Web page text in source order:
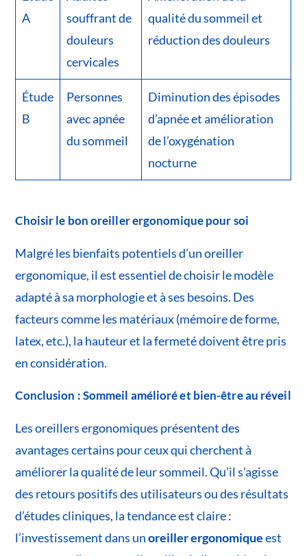
A
souffrant de
douleurs
cervicales
qualité du sommeil et
réduction des douleurs
Étude
B
Personnes
avec apnée
du sommeil
Diminution des épisodes
d’apnée et amélioration
de l’oxygénation
nocturne
Choisir le bon oreiller ergonomique pour soi
Malgré les bienfaits potentiels d’un oreiller
ergonomique, il est essentiel de choisir le modèle
adapté à sa morphologie et à ses besoins. Des
facteurs comme les matériaux (mémoire de forme,
latex, etc.), la hauteur et la fermeté doivent être pris
en considération.
Conclusion : Sommeil amélioré et bien-être au réveil
Les oreillers ergonomiques présentent des
avantages certains pour ceux qui cherchent à
améliorer la qualité de leur sommeil. Qu’il s’agisse
des retours positifs des utilisateurs ou des résultats
d’études cliniques, la tendance est claire :
l’investissement dans unoreiller ergonomiqueest